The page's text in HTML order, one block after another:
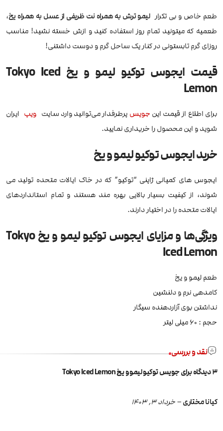
طعم خاص و بی تکرار لیمو ترش به همراه نت ظریفی از عسل به همراه یخ،
طعمیه که میتونید تمام روز استفاده کنید و ازش خسته نشید! مناسب
روزای گرم تابستونی در کنار یک ساحل گرم و دوست داشتنی!
قیمت ایجوس توکیو لیمو و یخ Tokyo Iced
Lemon
برای اطلاع از قیمت این جویس پرطرفدار می‌توانید وارد سایت ویپ ایران
شوید و این محصول را خریداری نمایید.
خرید ایجوس توکیو لیمو و یخ
ایجوس های کمپانی ژاپنی “توکیو” که در خاک ایالات متحده تولید می
شوند، از کیفیت بسیار بالایی بهره مند هستند و تمام استانداردهای
ایالات متحده را در اختیار دارند.
ویژگی‌ها و مزایای ایجوس توکیو لیمو و یخ Tokyo
Iced Lemon
طعم لیمو و یخ
کامدهی نرم و دلنشین
نداشتن بوی آزاردهنده سیگار
حجم : 60 میلی لیتر
نقد و بررسی
3 دیدگاه برای جویس توکیو لیمو و یخ Tokyo Iced Lemon
کیانا مختاری–خرداد 3, 1403